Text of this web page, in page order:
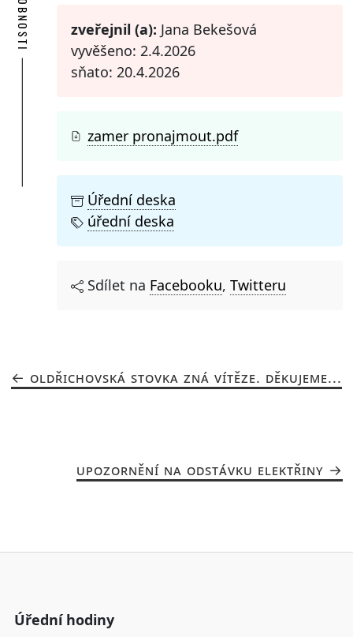
zveřejnil (a): Jana Bekešová
vyvěšeno: 2.4.2026
sňato: 20.4.2026
zamer pronajmout.pdf
Úřední deska
úřední deska
Sdílet na Facebooku, Twitteru
OLDŘICHOVSKÁ STOVKA ZNÁ VÍTĚZE. DĚKUJEME...
UPOZORNĚNÍ NA ODSTÁVKU ELEKTŘINY
Úřední hodiny